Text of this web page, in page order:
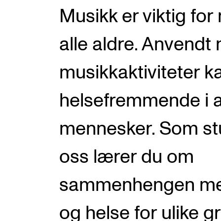
Talentutvikling
INTERNASJONALT
Utveksling
Internasjonal strategi
Nettverk
Musikk er viktig for
alle aldre. Anvendt
musikkaktiviteter
helsefremmende i
mennesker. Som
oss lærer du om
sammenhengen
og helse for ulike